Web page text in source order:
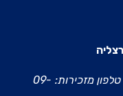
טלפון מזכירות: 09-